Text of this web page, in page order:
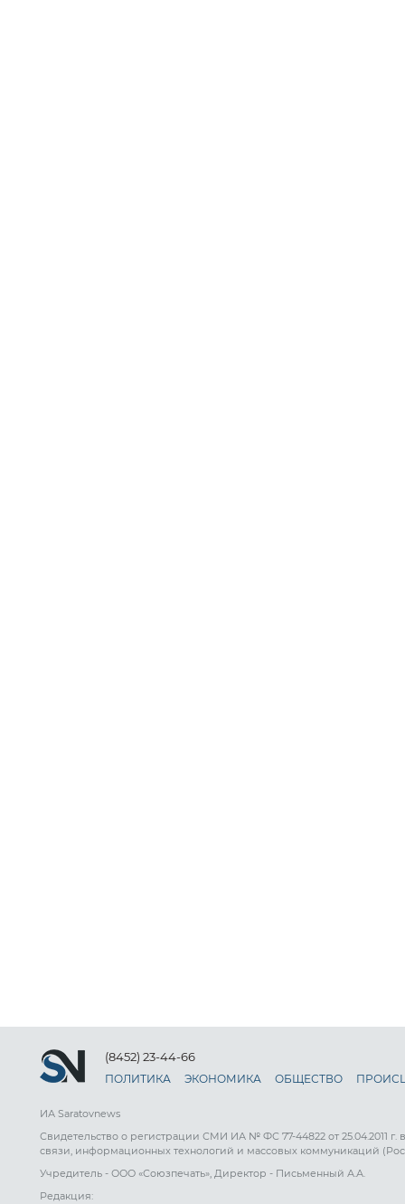
(8452) 23-44-66
ПОЛИТИКА ЭКОНОМИКА ОБЩЕСТВО
ИА Saratovnews
Свидетельство о регистрации СМИ ИА № ФС 77-44822 от 25.04.2011
связи, информационных технологий и массовых коммуникаций
Учредитель - ООО «Союзпечать», Директор - Письменный А.А.
Редакция: